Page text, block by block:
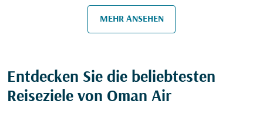
MEHR ANSEHEN
Entdecken Sie die beliebtesten
Reiseziele von Oman Air